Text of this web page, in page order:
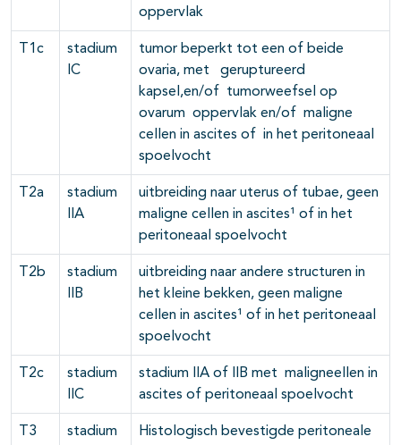
oppervlak
T1c
stadium
IC
tumor beperkt tot een of beide
ovaria, met geruptureerd
kapsel,en/of tumorweefsel op
ovarum oppervlak en/of maligne
cellen in ascites of in het peritoneaal
spoelvocht
T2a
stadium
IIA
uitbreiding naar uterus of tubae, geen
maligne cellen in ascites¹ of in het
peritoneaal spoelvocht
T2b
stadium
IIB
uitbreiding naar andere structuren in
het kleine bekken, geen maligne
cellen in ascites¹ of in het peritoneaal
spoelvocht
T2c
stadium
IIC
stadium IIA of IIB met maligneellen in
ascites of peritoneaal spoelvocht
T3
stadium
Histologisch bevestigde peritoneale